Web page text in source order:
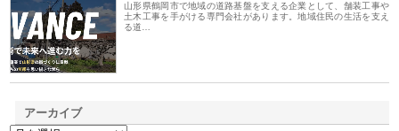
山形県鶴岡市で地域の道路基盤を支える企業として、舗装工事や
土木工事を手がける専門会社があります。地域住民の生活を支え
る道…
アーカイブ